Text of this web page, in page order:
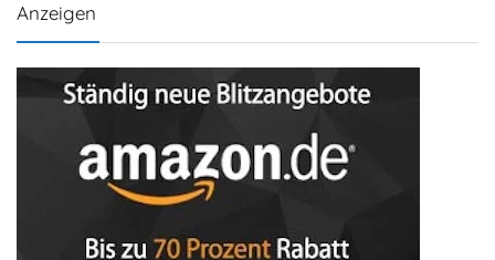
Anzeigen